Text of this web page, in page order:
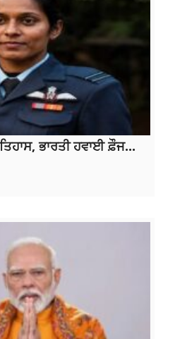
ਭਾਰਤੀ ਹਵਾਈ ਫ਼ੌਜ...